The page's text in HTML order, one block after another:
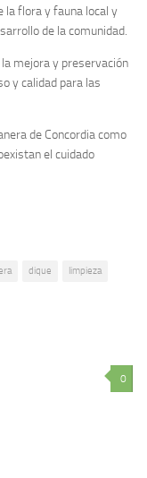
la flora y fauna local y
de la comunidad.
mejora y preservación
y calidad para las
de Concordia como
el cuidado
dique limpieza
0